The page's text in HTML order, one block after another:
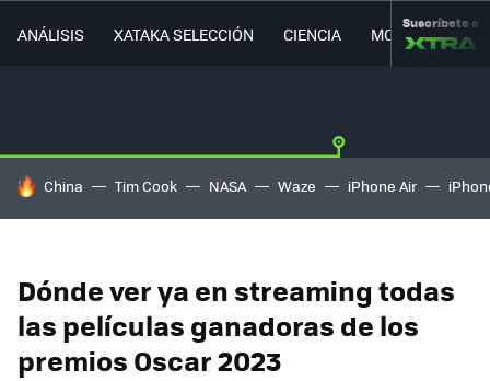
ANÁLISIS XATAKA SELECCIÓN CIENCIA MOVILIDAD
Suscríbete a
HOY SE HABLA DE
China Tim Cook NASA Waze iPhone Air
Dónde ver ya en streaming todas
las películas ganadoras de los
premios Oscar 2023